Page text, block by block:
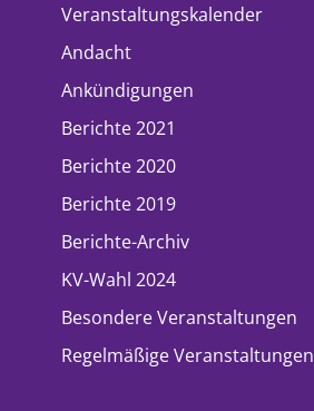
Veranstaltungskalender
Andacht
Ankündigungen
Berichte 2021
Berichte 2020
Berichte 2019
Berichte-Archiv
KV-Wahl 2024
Besondere Veranstaltungen
Regelmäßige Veranstaltungen